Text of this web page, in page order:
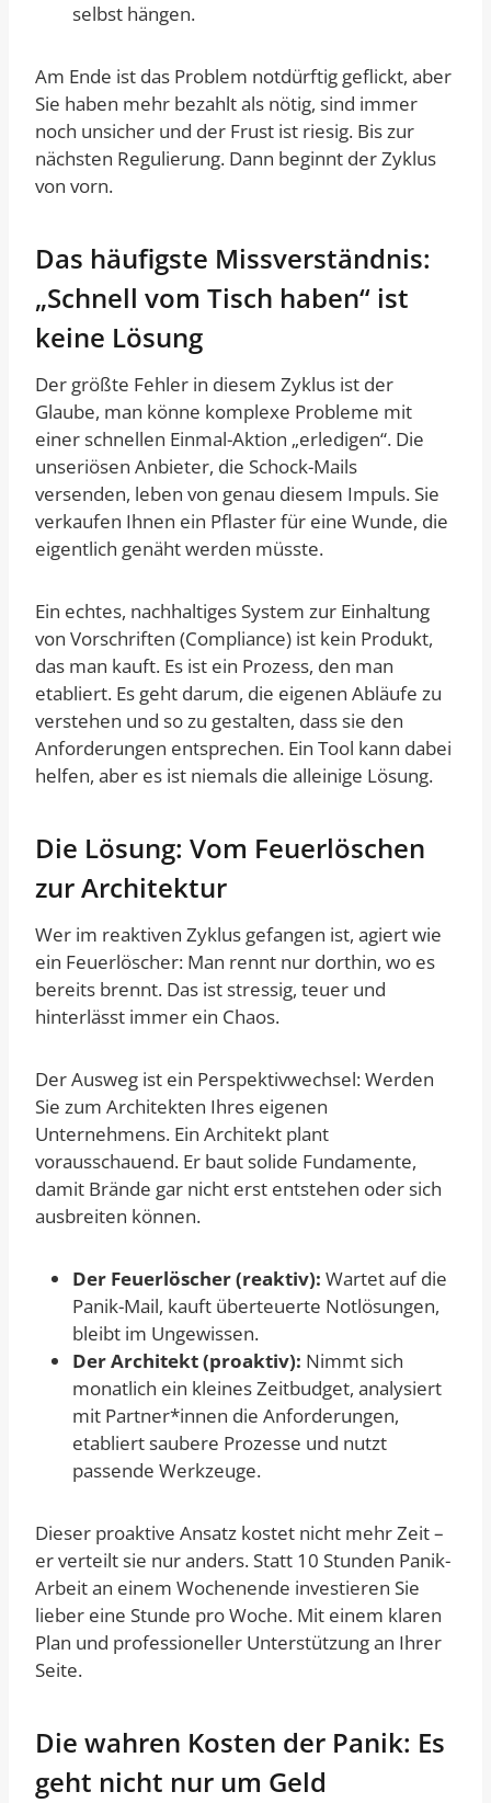
selbst hängen.
Am Ende ist das Problem notdürftig geflickt, aber
Sie haben mehr bezahlt als nötig, sind immer
noch unsicher und der Frust ist riesig. Bis zur
nächsten Regulierung. Dann beginnt der Zyklus
von vorn.
Das häufigste Missverständnis:
„Schnell vom Tisch haben“ ist
keine Lösung
Der größte Fehler in diesem Zyklus ist der
Glaube, man könne komplexe Probleme mit
einer schnellen Einmal-Aktion „erledigen“. Die
unseriösen Anbieter, die Schock-Mails
versenden, leben von genau diesem Impuls. Sie
verkaufen Ihnen ein Pflaster für eine Wunde, die
eigentlich genäht werden müsste.
Ein echtes, nachhaltiges System zur Einhaltung
von Vorschriften (Compliance) ist kein Produkt,
das man kauft. Es ist ein Prozess, den man
etabliert. Es geht darum, die eigenen Abläufe zu
verstehen und so zu gestalten, dass sie den
Anforderungen entsprechen. Ein Tool kann dabei
helfen, aber es ist niemals die alleinige Lösung.
Die Lösung: Vom Feuerlöschen
zur Architektur
Wer im reaktiven Zyklus gefangen ist, agiert wie
ein Feuerlöscher: Man rennt nur dorthin, wo es
bereits brennt. Das ist stressig, teuer und
hinterlässt immer ein Chaos.
Der Ausweg ist ein Perspektivwechsel: Werden
Sie zum Architekten Ihres eigenen
Unternehmens. Ein Architekt plant
vorausschauend. Er baut solide Fundamente,
damit Brände gar nicht erst entstehen oder sich
ausbreiten können.
Der Feuerlöscher (reaktiv): Wartet auf die
Panik-Mail, kauft überteuerte Notlösungen,
bleibt im Ungewissen.
Der Architekt (proaktiv): Nimmt sich
monatlich ein kleines Zeitbudget, analysiert
mit Partner*innen die Anforderungen,
etabliert saubere Prozesse und nutzt
passende Werkzeuge.
Dieser proaktive Ansatz kostet nicht mehr Zeit –
er verteilt sie nur anders. Statt 10 Stunden Panik-
Arbeit an einem Wochenende investieren Sie
lieber eine Stunde pro Woche. Mit einem klaren
Plan und professioneller Unterstützung an Ihrer
Seite.
Die wahren Kosten der Panik: Es
geht nicht nur um Geld